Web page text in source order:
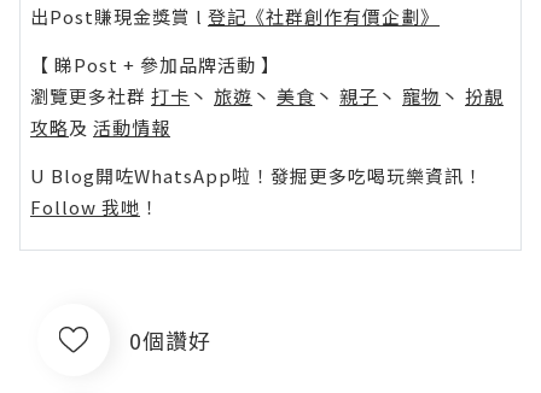
出Post賺現金獎賞 l 登記《社群創作有價企劃》
【 睇Post + 參加品牌活動 】
瀏覽更多社群 打卡 丶 旅遊 丶 美食 丶 親子 丶 寵物 丶 扮靚
攻略及 活動情報
U Blog開咗WhatsApp啦！發掘更多吃喝玩樂資訊！
Follow 我哋 ！
0個讚好